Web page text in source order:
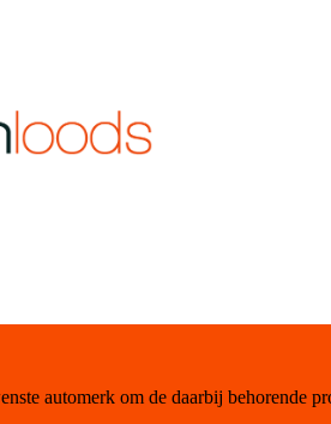
automerk om de daarbij behorende